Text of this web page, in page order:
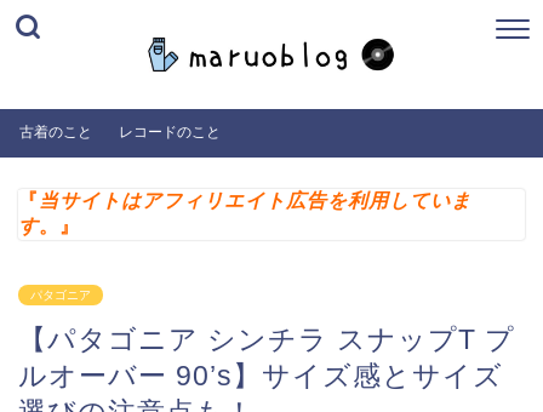
古着のこと レコードのこと
『 当サイトはアフィリエイト広告を利用していま
す。』
パタゴニア
【パタゴニア シンチラ スナップT プ
ルオーバー 90’s】サイズ感とサイズ